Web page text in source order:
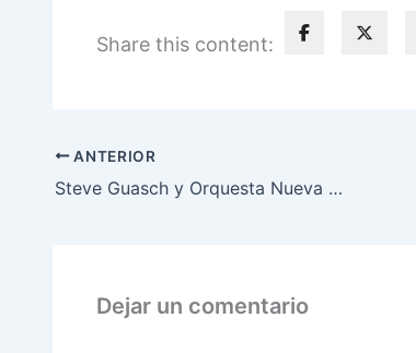
Share this content:
ANTERIOR
Steve Guasch y Orquesta Nueva Era “Todo se va a poder”
Dejar un comentario